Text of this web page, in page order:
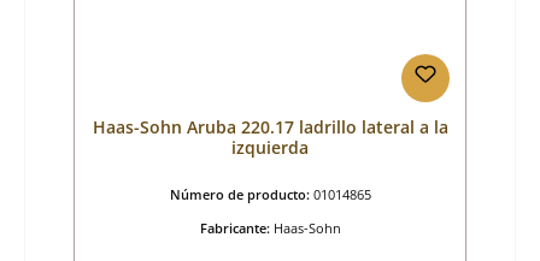
Haas-Sohn Aruba 220.17 ladrillo lateral a la
izquierda
Número de producto: 01014865
Fabricante: Haas-Sohn